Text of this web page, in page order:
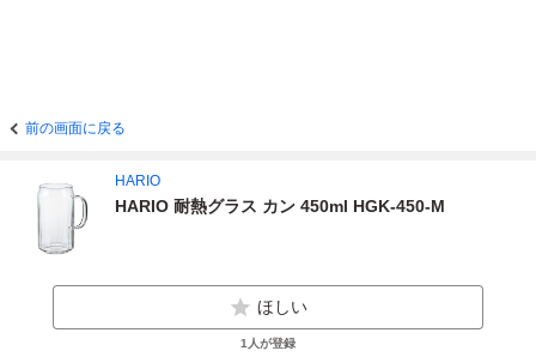
前の画面に戻る
HARIO
HARIO 耐熱グラス カン 450ml HGK-450-M
ほしい
1 人が登録